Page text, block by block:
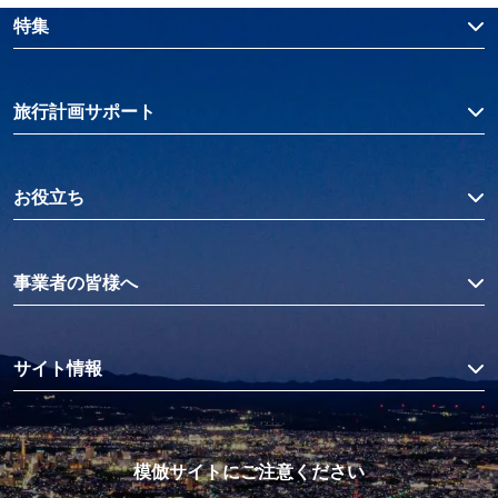
特集
旅行計画サポート
お役立ち
事業者の皆様へ
サイト情報
模倣サイトにご注意ください